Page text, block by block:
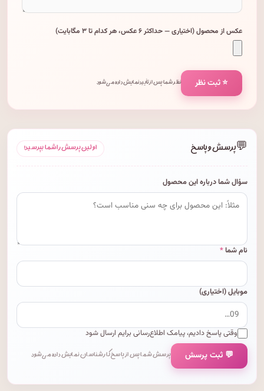
عکس از محصول (اختیاری — حداکثر ۶ عکس، هر کدام تا ۳ مگابایت)
⭐ ثبت نظر نظر شما پس از تأیید نمایش داده می‌شود.
💬پرسش و پاسخ اولین پرسش را شما بپرسید!
سؤال شما درباره این محصول
نام شما*
موبایل (اختیاری)
وقتی پاسخ دادیم، پیامک اطلاع‌رسانی برایم ارسال شود
💬 ثبت پرسش پرسش شما پس از پاسخ کارشناسان نمایش داده می‌شود.